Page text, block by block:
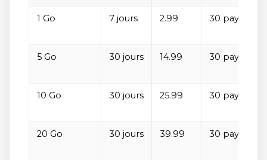
1 Go 7 jours 2.99 30 pays
5 Go 30 jours 14.99 30 pays
10 Go 30 jours 25.99 30 pays
20 Go 30 jours 39.99 30 pays